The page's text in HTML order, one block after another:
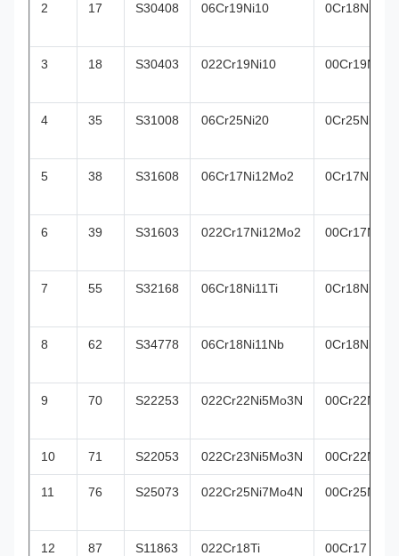
2 17 S30408 06Cr19Ni10 0Cr18Ni9
3 18 S30403 022Cr19Ni10 00Cr19Ni10
4 35 S31008 06Cr25Ni20 0Cr25Ni20
5 38 S31608 06Cr17Ni12Mo2
6 39 S31603 022Cr17Ni12Mo2
7 55 S32168 06Cr18Ni11Ti 0Cr18Ni10Ti
8 62 S34778 06Cr18Ni11Nb
9 70 S22253 022Cr22Ni5Mo3N
10 71 S22053 022Cr23Ni5Mo3N
11 76 S25073 022Cr25Ni7Mo4N
12 87 S11863 022Cr18Ti 00Cr17